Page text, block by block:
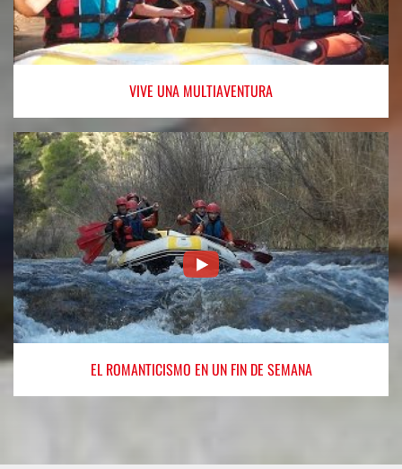
VIVE UNA MULTIAVENTURA
EL ROMANTICISMO EN UN FIN DE SEMANA